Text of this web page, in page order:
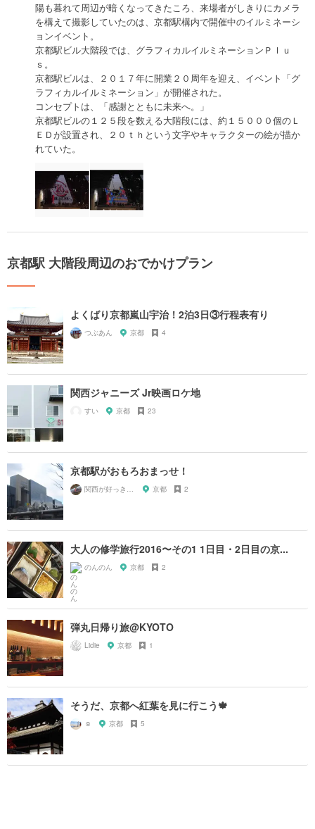
陽も暮れて周辺が暗くなってきたころ、来場者がしきりにカメラ
を構えて撮影していたのは、京都駅構内で開催中のイルミネーシ
ョンイベント。
京都駅ビル大階段では、グラフィカルイルミネーションＰｌｕ
ｓ。
京都駅ビルは、２０１７年に開業２０周年を迎え、イベント「グ
ラフィカルイルミネーション」が開催された。
コンセプトは、「感謝とともに未来へ。」
京都駅ビルの１２５段を数える大階段には、約１５０００個のＬ
ＥＤが設置され、２０ｔｈという文字やキャラクターの絵が描か
れていた。
京都駅 大階段周辺のおでかけプラン
よくばり京都嵐山宇治！2泊3日③行程表有り
つぶあん 京都 4
関西ジャニーズ Jr映画ロケ地
すい 京都 23
京都駅がおもろおまっせ！
関西が好っきゃねん 京都 2
大人の修学旅行2016〜その1 1日目・2日目の京...
のんのん 京都 2
弾丸日帰り旅@KYOTO
Lidie 京都 1
そうだ、京都へ紅葉を見に行こう🍁
︎︎︎︎︎☺︎ 京都 5